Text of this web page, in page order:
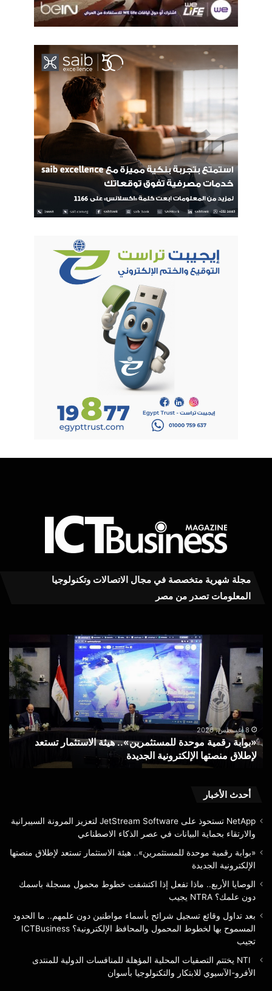
التجارة الالكترونية خزنلي فليند
مجلة شهرية متخصصة في مجال الاتصالات وتكنولوجيا
المعلومات تصدر من مصر
رقمية
موحدة
للمستثمرين»..
هيئة
الاستثمار
تستعد
لإطلاق
منصتها
الإلكترونية
8 أغسطس، 2026
«بوابة رقمية موحدة للمستثمرين».. هيئة الاستثمار تستعد
لإطلاق منصتها الإلكترونية الجديدة
إذا
أحدث الأخبار
NetApp تستحوذ على JetStream Software لتعزيز المرونة السيبرانية
والارتقاء بحماية البيانات في عصر الذكاء الاصطناعي
«بوابة رقمية موحدة للمستثمرين».. هيئة الاستثمار تستعد لإطلاق منصتها
الإلكترونية الجديدة
الوصايا الأربع.. ماذا تفعل إذا اكتشفت خطوط محمول مسجلة باسمك
دون علمك؟ NTRA يجيب
بعد تداول وقائع تسجيل شرائح بأسماء مواطنين دون علمهم.. ما الحدود
المسموح بها لخطوط المحمول والمحافظ الإلكترونية؟ ICTBusiness
تجيب
NTI يختتم التصفيات المحلية المؤهلة للمنافسات الدولية للمنتدى
الأفرو-الآسيوي للابتكار والتكنولوجيا بأسوان